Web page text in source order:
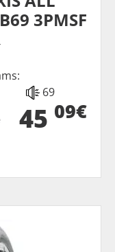
3PMSF
69
45 09€